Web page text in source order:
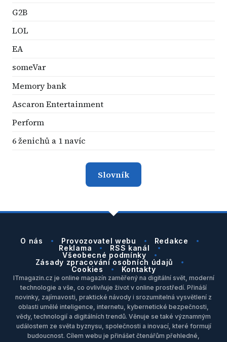
G2B
LOL
EA
someVar
Memory bank
Ascaron Entertainment
Perform
6 ženichů a 1 navíc
Slovník
O nás Provozovatel webu
Redakce
Reklama
RSS kanál
Všeobecné podmínky
Zásady zpracování osobních údajů
Cookies
Kontakty
ITmagazin.cz je online magazín zaměřený na digitální svět, moderní
technologie a vše, co ovlivňuje život v online prostředí. Přináší
novinky, zajímavosti, praktické návody i srozumitelná vysvětlení z
oblasti umělé inteligence, internetu, kybernetické bezpečnosti,
vědy, technologií a digitálních trendů. Věnuje se také významným
událostem ze světa byznysu, společnosti a inovací, které formují
budoucnost. Cílem webu je přinášet čtenářům přehledné,